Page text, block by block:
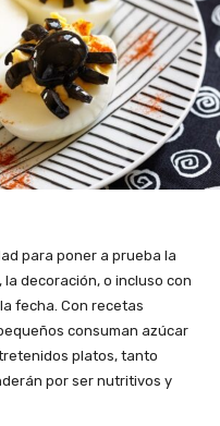
para poner a prueba la
decoración, o incluso con
fecha. Con recetas
consuman azúcar
platos, tanto
por ser nutritivos y